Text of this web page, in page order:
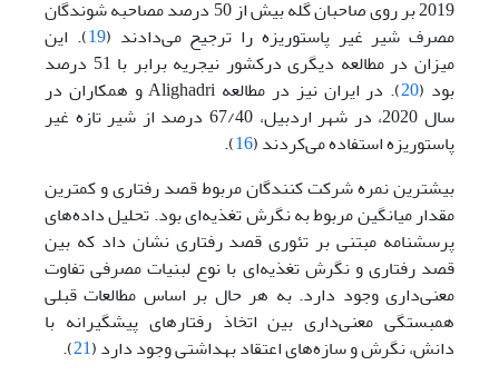
2019 بر روی صاحبان گله بیش از 50 درصد مصاحبه شوندگان
مصرف شیر غیر پاستوریزه را ترجیح می‌دادند (19). این
میزان در مطالعه دیگری درکشور نیجریه برابر با 51 درصد
بود (20
). در ایران نیز در مطالعه Alighadri و همکاران در
سال 2020، در شهر اردبیل، 67/40 درصد از شیر تازه غیر
پاستوریزه استفاده می‌کردند (16
).
بیشترین نمره شرکت کنندگان مربوط قصد رفتاری و کمترین
مقدار میانگین مربوط به نگرش تغذیه‌ای بود. تحلیل داده‌های
پرسشنامه مبتنی بر تئوری قصد رفتاری نشان داد که بین
قصد رفتاری و نگرش تغذیه‌ای با نوع لبنیات مصرفی تفاوت
معنی‌داری وجود دارد. به هر حال بر اساس مطالعات قبلی
همبستگی معنی‌داری بین اتخاذ رفتارهای پیشگیرانه با
دانش، نگرش و سازه‌های اعتقاد بهداشتی وجود دارد (21
).